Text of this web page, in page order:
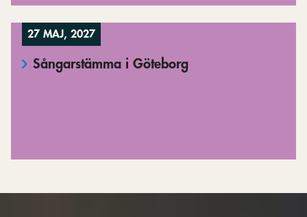
27 MAJ, 2027
Sångarstämma i Göteborg